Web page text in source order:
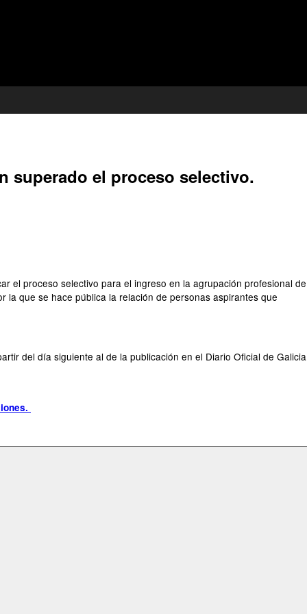
superado el proceso selectivo.
el proceso selectivo para el ingreso en la agrupación profesional de
la que se hace pública la relación de personas aspirantes que
del día siguiente al de la publicación en el Diario Oficial de Galicia